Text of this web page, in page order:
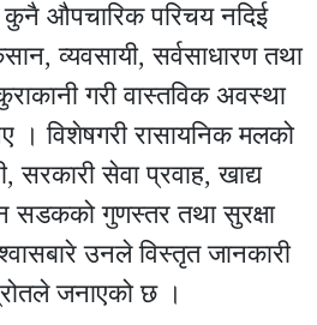
कुनै औपचारिक परिचय नदिई
व्यवसायी, सर्वसाधारण तथा
गरी वास्तविक अवस्था
। विशेषगरी रासायनिक मलको
सरकारी सेवा प्रवाह, खाद्य
सडकको गुणस्तर तथा सुरक्षा
उनले विस्तृत जानकारी
जनाएको छ ।